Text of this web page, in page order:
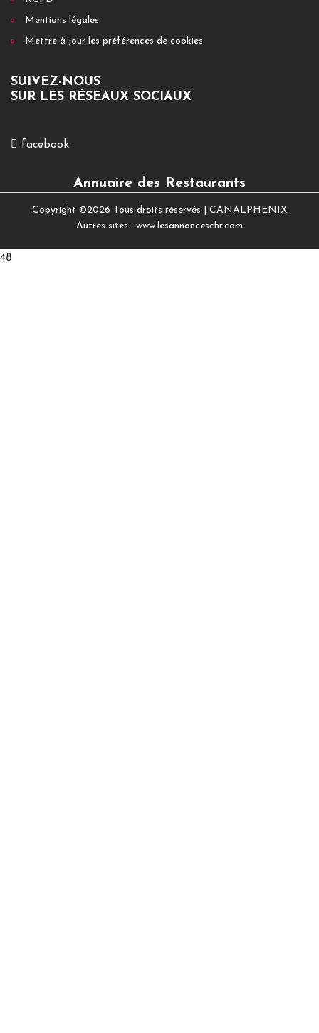
Mentions légales
Mettre à jour les préférences de cookies
SUIVEZ-NOUS
SUR LES RÉSEAUX SOCIAUX
facebook
Annuaire des Restaurants
Copyright ©2026 Tous droits réservés | CANALPHENIX
Autres sites : www.lesannonceschr.com
48